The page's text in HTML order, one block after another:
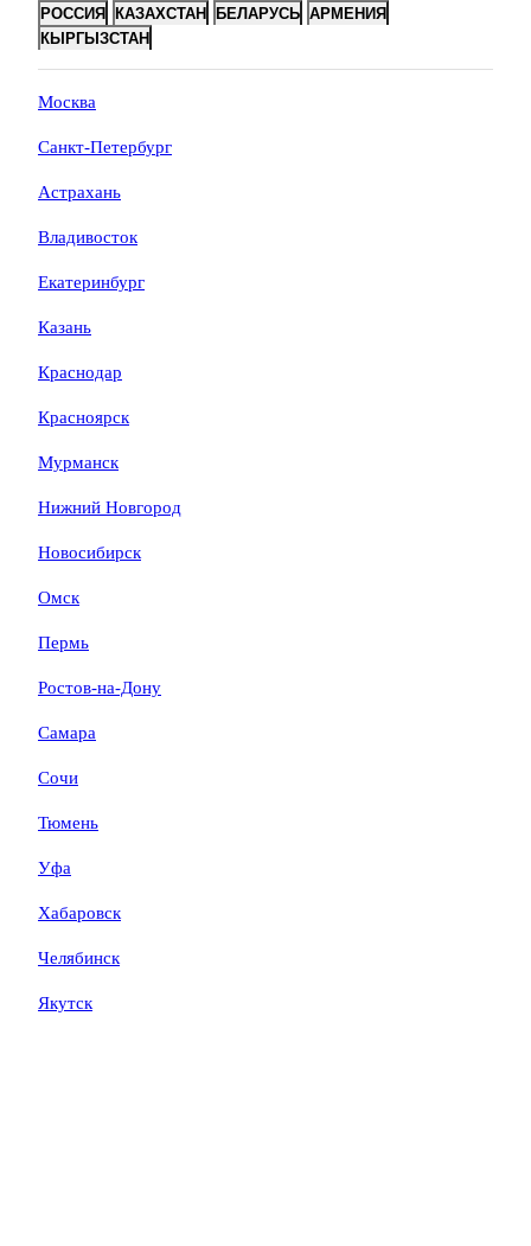
РОССИЯ КАЗАХСТАН БЕЛАРУСЬ АРМЕНИЯ
КЫРГЫЗСТАН
Москва
Санкт-Петербург
Астрахань
Владивосток
Екатеринбург
Казань
Краснодар
Красноярск
Мурманск
Нижний Новгород
Новосибирск
Омск
Пермь
Ростов-на-Дону
Самара
Сочи
Тюмень
Уфа
Хабаровск
Челябинск
Якутск